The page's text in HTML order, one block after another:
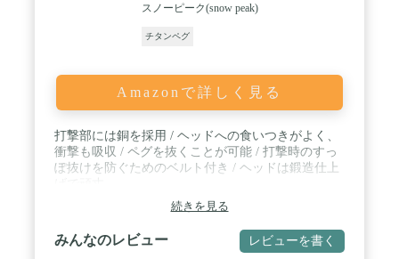
スノーピーク(snow peak)
チタンペグ
Amazonで詳しく見る
打撃部には銅を採用 / ヘッドへの食いつきがよく、
衝撃も吸収 / ペグを抜くことが可能 / 打撃時のすっ
ぽ抜けを防ぐためのベルト付き / ヘッドは鍛造仕上
続きを見る
みんなのレビュー レビューを書く